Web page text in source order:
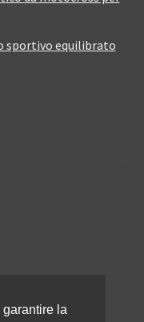
sportivo equilibrato
la